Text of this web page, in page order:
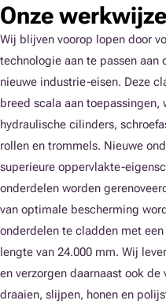
Onze werkwijze
Wij blijven voorop lopen door
technologie aan te passen aan
nieuwe industrie-eisen. Deze
breed scala aan toepassingen,
hydraulische cilinders,
rollen en trommels. Nieuwe
superieure oppervlakte-
onderdelen worden
van optimale bescherming
onderdelen te cladden met
lengte van 24.000 mm. Wij
en verzorgen daarnaast ook
draaien, slijpen, honen en